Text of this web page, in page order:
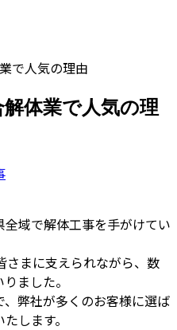
で人気の理由
体業で人気の理
域で解体工事を手がけてい
さまに支えられながら、数
ました。
弊社が多くのお客様に選ば
します。